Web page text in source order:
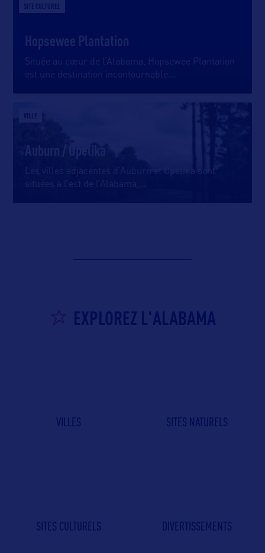
SITE CULTUREL
Hopsewee Plantation
Située au cœur de l’Alabama, Hopsewee Plantation
est une destination incontournable
VILLE
Auburn / Opelika
Les villes adjacentes d’Auburn et Opelika sont
situées à l’est de l’Alabama,
EXPLOREZ L'ALABAMA
VILLES SITES NATURELS
SITES CULTURELS DIVERTISSEMENTS